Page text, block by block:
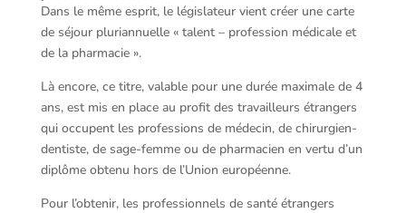
Dans le même esprit, le législateur vient créer une carte
de séjour pluriannuelle « talent – profession médicale et
de la pharmacie ».
Là encore, ce titre, valable pour une durée maximale de 4
ans, est mis en place au profit des travailleurs étrangers
qui occupent les professions de médecin, de chirurgien-
dentiste, de sage-femme ou de pharmacien en vertu d’un
diplôme obtenu hors de l’Union européenne.
Pour l’obtenir, les professionnels de santé étrangers